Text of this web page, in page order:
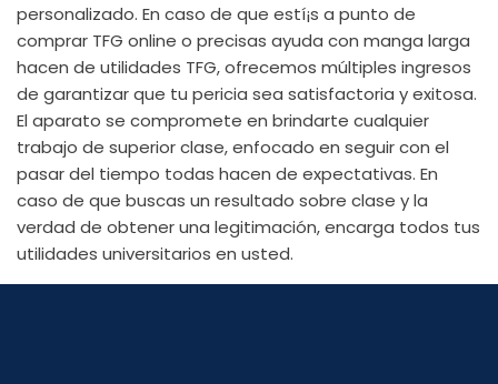
personalizado. En caso de que estí¡s a punto de
comprar TFG online o precisas ayuda con manga larga
hacen de utilidades TFG, ofrecemos múltiples ingresos
de garantizar que tu pericia sea satisfactoria y exitosa.
El aparato se compromete en brindarte cualquier
trabajo de superior clase, enfocado en seguir con el
pasar del tiempo todas hacen de expectativas. En
caso de que buscas un resultado sobre clase y la
verdad de obtener una legitimación, encarga todos tus
utilidades universitarios en usted.